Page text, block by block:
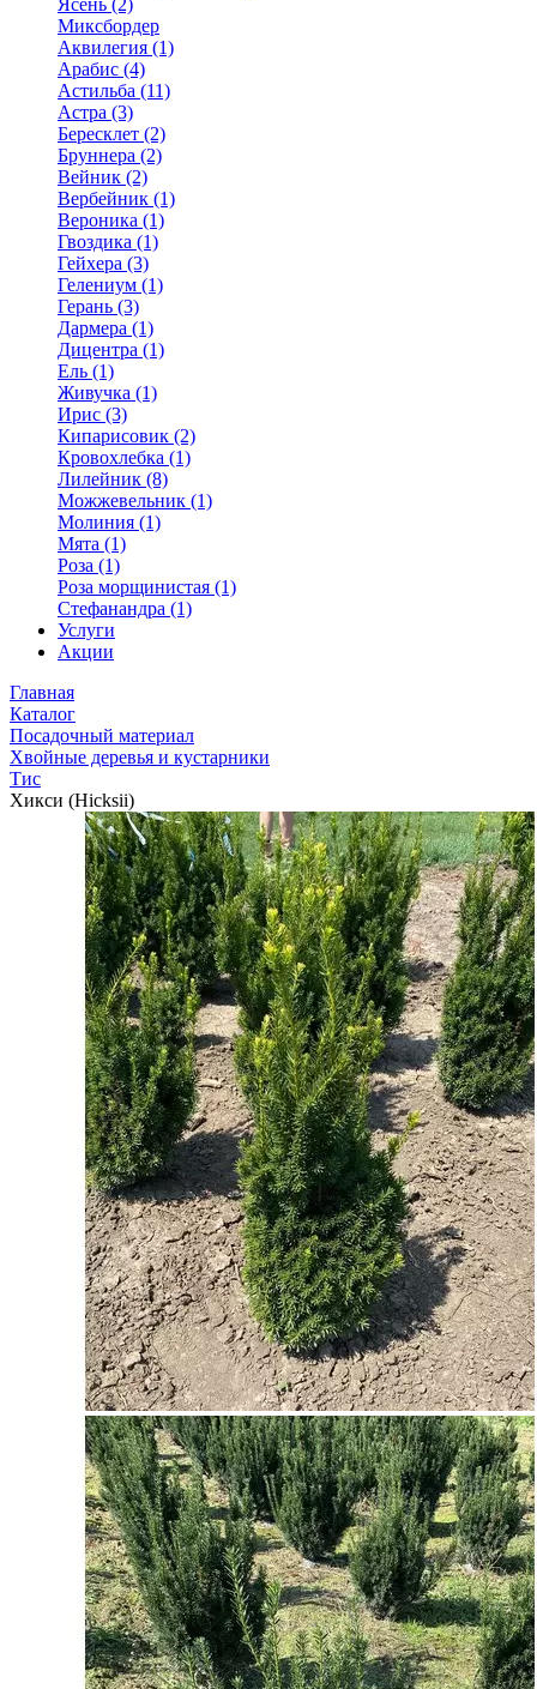
Ясень (2)
Миксбордер
Аквилегия (1)
Арабис (4)
Астильба (11)
Астра (3)
Бересклет (2)
Бруннера (2)
Вейник (2)
Вербейник (1)
Вероника (1)
Гвоздика (1)
Гейхера (3)
Гелениум (1)
Герань (3)
Дармера (1)
Дицентра (1)
Ель (1)
Живучка (1)
Ирис (3)
Кипарисовик (2)
Кровохлебка (1)
Лилейник (8)
Можжевельник (1)
Молиния (1)
Мята (1)
Роза (1)
Роза морщинистая (1)
Стефанандра (1)
Услуги
Акции
Главная
Каталог
Посадочный материал
Хвойные деревья и кустарники
Тис
Хикси (Hicksii)